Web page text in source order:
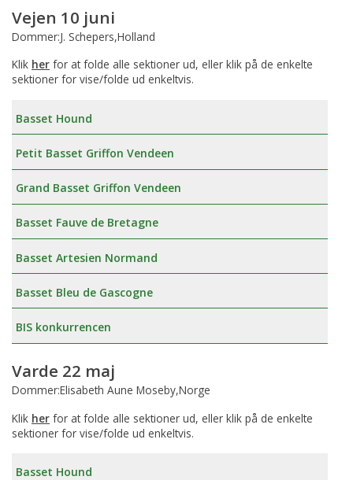
Vejen 10 juni
Dommer:J. Schepers,Holland
Klik her for at folde alle sektioner ud, eller klik på de enkelte
sektioner for vise/folde ud enkeltvis.
Basset Hound
Petit Basset Griffon Vendeen
Grand Basset Griffon Vendeen
Basset Fauve de Bretagne
Basset Artesien Normand
Basset Bleu de Gascogne
BIS konkurrencen
Varde 22 maj
Dommer:Elisabeth Aune Moseby,Norge
Klik her for at folde alle sektioner ud, eller klik på de enkelte
sektioner for vise/folde ud enkeltvis.
Basset Hound